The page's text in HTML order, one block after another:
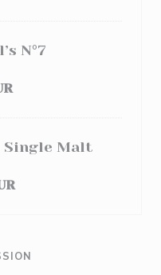
N°7
Single Malt